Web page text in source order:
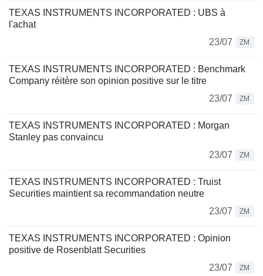
TEXAS INSTRUMENTS INCORPORATED : UBS à
l'achat
23/07
ZM
TEXAS INSTRUMENTS INCORPORATED : Benchmark
Company réitère son opinion positive sur le titre
23/07
ZM
TEXAS INSTRUMENTS INCORPORATED : Morgan
Stanley pas convaincu
23/07
ZM
TEXAS INSTRUMENTS INCORPORATED : Truist
Securities maintient sa recommandation neutre
23/07
ZM
TEXAS INSTRUMENTS INCORPORATED : Opinion
positive de Rosenblatt Securities
23/07
ZM